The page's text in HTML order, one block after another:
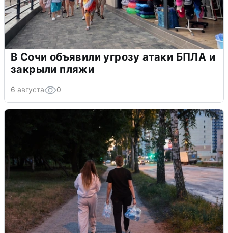
В Сочи объявили угрозу атаки БПЛА и
закрыли пляжи
6 августа 0